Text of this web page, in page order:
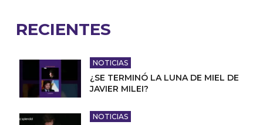
RECIENTES
NOTICIAS
¿SE TERMINÓ LA LUNA DE MIEL DE
JAVIER MILEI?
NOTICIAS